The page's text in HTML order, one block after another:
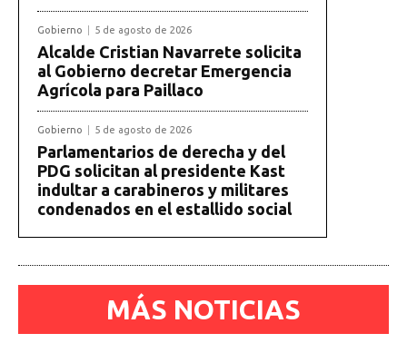
Gobierno 5 de agosto de 2026
Alcalde Cristian Navarrete solicita
al Gobierno decretar Emergencia
Agrícola para Paillaco
Gobierno 5 de agosto de 2026
Parlamentarios de derecha y del
PDG solicitan al presidente Kast
indultar a carabineros y militares
condenados en el estallido social
MÁS NOTICIAS